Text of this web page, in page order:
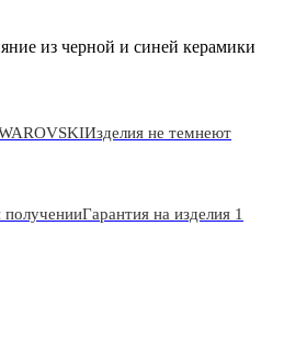
из черной и синей керамики
Изделия не темнеют
полученииГарантия на изделия 1